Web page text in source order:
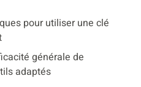
pour utiliser une clé
générale de
adaptés